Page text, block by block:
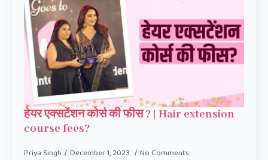
हेयर एक्सटेंशन कोर्स की फीस ? | Hair extension
course fees?
Priya Singh December 1, 2023 No Comments